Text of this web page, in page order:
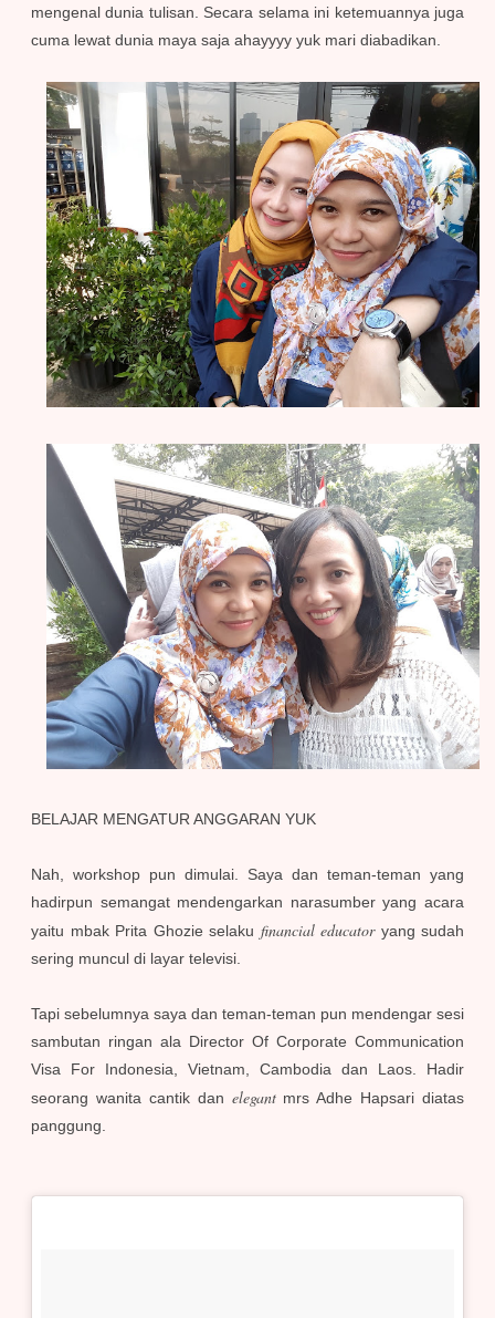
mengenal dunia tulisan. Secara selama ini ketemuannya juga
cuma lewat dunia maya saja ahayyyy yuk mari diabadikan.
BELAJAR MENGATUR ANGGARAN YUK
Nah, workshop pun dimulai. Saya dan teman-teman yang
hadirpun semangat mendengarkan narasumber yang acara
yaitu mbak Prita Ghozie selaku financial educator yang sudah
sering muncul di layar televisi.
Tapi sebelumnya saya dan teman-teman pun mendengar sesi
sambutan ringan ala Director Of Corporate Communication
Visa For Indonesia, Vietnam, Cambodia dan Laos. Hadir
seorang wanita cantik dan elegantmrs Adhe Hapsari diatas
panggung.